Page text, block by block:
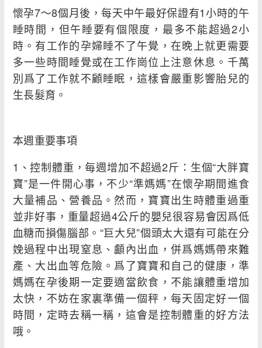
懷孕7～8個月後，每天中午最好保證有1小時的午
睡時間，但午睡要有個限度，最多不能超過2小
時。有工作的孕婦睡不了午覺，在晚上就更需要
多一些時間睡覺或在工作崗位上注意休息。千萬
別爲了工作就不顧睡眠，這樣會嚴重影響胎兒的
生長髮育。
本週重要事項
1、控制體重，每週增加不超過2斤：生個“大胖寶
寶”是一件開心事，不少“準媽媽”在懷孕期間進食
大量補品、營養品。然而，寶寶出生時體重過重
並非好事，重量超過4公斤的嬰兒很容易會因爲低
血糖而損傷腦部。“巨大兒”個頭太大還有可能在分
娩過程中出現窒息、顱內出血，併爲媽媽帶來難
產、大出血等危險。爲了寶寶和自己的健康，準
媽媽在孕後期一定要適當飲食，不能讓體重增加
太快，不妨在家裏準備一個秤，每天固定好一個
時間，定時去稱一稱，這會是控制體重的好方法
哦。